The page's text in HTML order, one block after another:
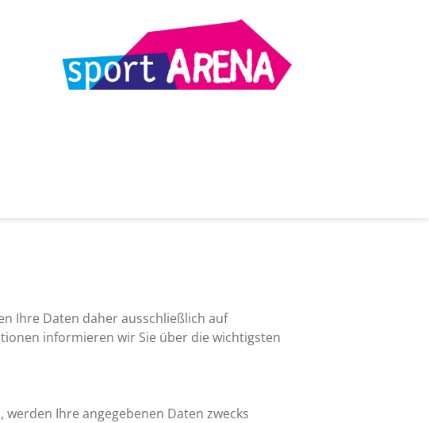
Ihre Daten daher ausschließlich auf
informieren wir Sie über die wichtigsten
Ihre angegebenen Daten zwecks